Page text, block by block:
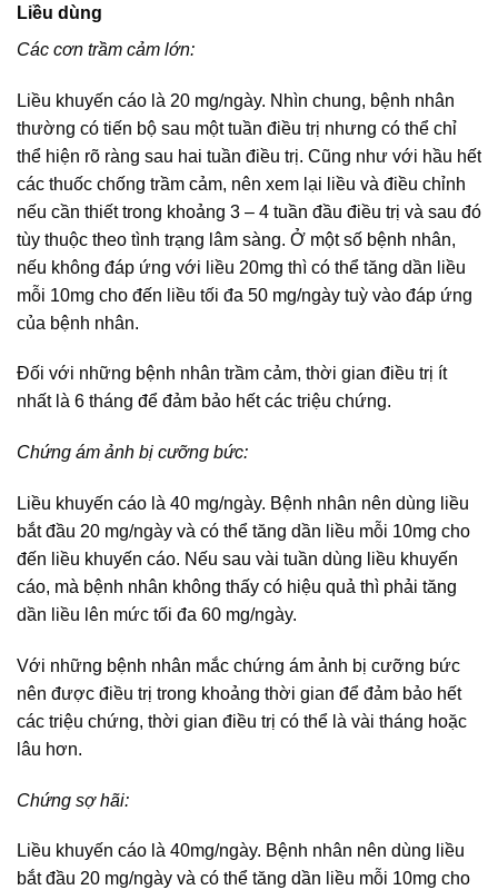
Liều dùng
Các cơn trầm cảm lớn:
Liều khuyến cáo là 20 mg/ngày. Nhìn chung, bệnh nhân
thường có tiến bộ sau một tuần điều trị nhưng có thể chỉ
thể hiện rõ ràng sau hai tuần điều trị. Cũng như với hầu hết
các thuốc chống trầm cảm, nên xem lại liều và điều chỉnh
nếu cần thiết trong khoảng 3 – 4 tuần đầu điều trị và sau đó
tùy thuộc theo tình trạng lâm sàng. Ở một số bệnh nhân,
nếu không đáp ứng với liều 20mg thì có thể tăng dần liều
mỗi 10mg cho đến liều tối đa 50 mg/ngày tuỳ vào đáp ứng
của bệnh nhân.
Đối với những bệnh nhân trầm cảm, thời gian điều trị ít
nhất là 6 tháng để đảm bảo hết các triệu chứng.
Chứng ám ảnh bị cưỡng bức:
Liều khuyến cáo là 40 mg/ngày. Bệnh nhân nên dùng liều
bắt đầu 20 mg/ngày và có thể tăng dần liều mỗi 10mg cho
đến liều khuyến cáo. Nếu sau vài tuần dùng liều khuyến
cáo, mà bệnh nhân không thấy có hiệu quả thì phải tăng
dần liều lên mức tối đa 60 mg/ngày.
Với những bệnh nhân mắc chứng ám ảnh bị cưỡng bức
nên được điều trị trong khoảng thời gian để đảm bảo hết
các triệu chứng, thời gian điều trị có thể là vài tháng hoặc
lâu hơn.
Chứng sợ hãi:
Liều khuyến cáo là 40mg/ngày. Bệnh nhân nên dùng liều
bắt đầu 20 mg/ngày và có thể tăng dần liều mỗi 10mg cho